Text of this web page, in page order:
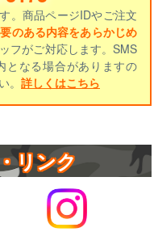
。商品ページIDやご注文
のある内容をあらかじめ
フがご対応します。SMS
となる場合がありますの
詳しくはこちら
リンク